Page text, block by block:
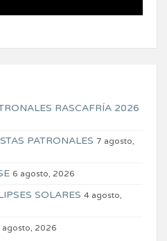
RASCAFRÍA 2026
PATRONALES 7 agosto,
6 agosto, 2026
SOLARES 4 agosto,
agosto, 2026